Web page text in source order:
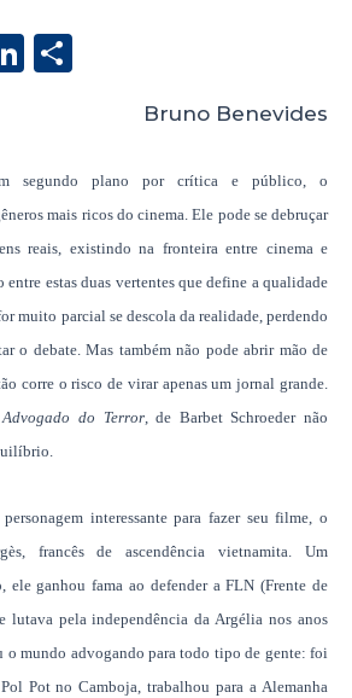
Li
e
dI
n
re
Bruno Benevides
segundo plano por crítica e público, o
mais ricos do cinema. Ele pode se debruçar
reais, existindo na fronteira entre cinema e
estas duas vertentes que define a qualidade
muito parcial se descola da realidade, perdendo
o debate. Mas também não pode abrir mão de
corre o risco de virar apenas um jornal grande.
do Terror, de Barbet Schroeder não
interessante para fazer seu filme, o
francês de ascendência vietnamita. Um
ganhou fama ao defender a FLN (Frente de
lutava pela independência da Argélia nos anos
o mundo advogando para todo tipo de gente: foi
Pot no Camboja, trabalhou para a Alemanha